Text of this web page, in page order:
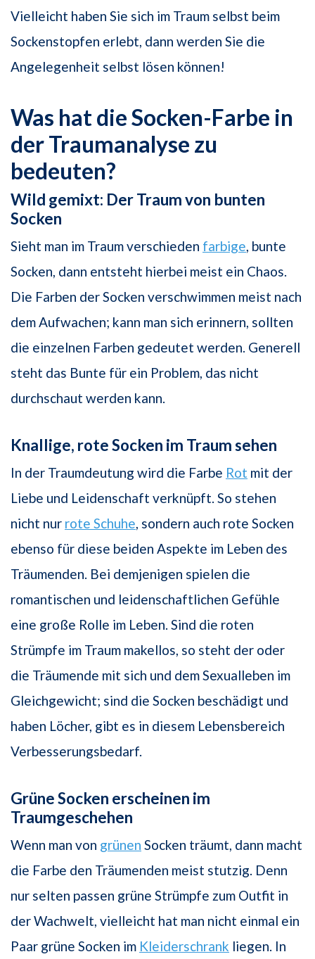
Vielleicht haben Sie sich im Traum selbst beim
Sockenstopfen erlebt, dann werden Sie die
Angelegenheit selbst lösen können!
Was hat die Socken-Farbe in
der Traumanalyse zu
bedeuten?
Wild gemixt: Der Traum von bunten
Socken
Sieht man im Traum verschieden farbige, bunte
Socken, dann entsteht hierbei meist ein Chaos.
Die Farben der Socken verschwimmen meist nach
dem Aufwachen; kann man sich erinnern, sollten
die einzelnen Farben gedeutet werden. Generell
steht das Bunte für ein Problem, das nicht
durchschaut werden kann.
Knallige, rote Socken im Traum sehen
In der Traumdeutung wird die Farbe Rot mit der
Liebe und Leidenschaft verknüpft. So stehen
nicht nur rote Schuhe, sondern auch rote Socken
ebenso für diese beiden Aspekte im Leben des
Träumenden. Bei demjenigen spielen die
romantischen und leidenschaftlichen Gefühle
eine große Rolle im Leben. Sind die roten
Strümpfe im Traum makellos, so steht der oder
die Träumende mit sich und dem Sexualleben im
Gleichgewicht; sind die Socken beschädigt und
haben Löcher, gibt es in diesem Lebensbereich
Verbesserungsbedarf.
Grüne Socken erscheinen im
Traumgeschehen
Wenn man von grünen Socken träumt, dann macht
die Farbe den Träumenden meist stutzig. Denn
nur selten passen grüne Strümpfe zum Outfit in
der Wachwelt, vielleicht hat man nicht einmal ein
Paar grüne Socken im Kleiderschrank liegen. In